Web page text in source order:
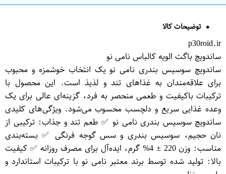
توضیحات کالا
p30roid.ir
ساندویچ باگت الویه کالباس نامی نو
ساندویچ سوسیس بندری نامی نو یک انتخاب خوشمزه و محبوب
برای علاقه‌مندان به غذاهای تند و لذیذ است. این محصول با
ترکیبات باکیفیت و طعمی منحصر به فرد، گزینه‌ای عالی برای یک
وعده غذایی سریع و دلچسب محسوب می‌شود. ویژگی‌های کلیدی
ساندویچ سوسیس بندری نامی نو ✅ طعم تند و جذاب: ترکیبی از
نان حجیم، سوسیس بندری و سس گوجه فرنگی ✅ بسته‌بندی
مناسب: وزن 220 ± 4% گرم، ایده‌آل برای مصرف روزانه ✅ کیفیت
بالا: تولید شده توسط برند معتبر نامی نو با ترکیبات استاندارد و